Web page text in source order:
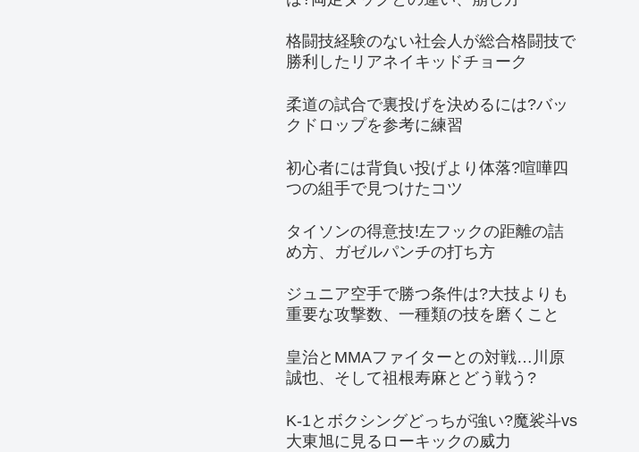
格闘技経験のない社会人が総合格闘技で
勝利したリアネイキッドチョーク
柔道の試合で裏投げを決めるには?バッ
クドロップを参考に練習
初心者には背負い投げより体落?喧嘩四
つの組手で見つけたコツ
タイソンの得意技!左フックの距離の詰
め方、ガゼルパンチの打ち方
ジュニア空手で勝つ条件は?大技よりも
重要な攻撃数、一種類の技を磨くこと
皇治とMMAファイターとの対戦…川原
誠也、そして祖根寿麻とどう戦う?
K-1とボクシングどっちが強い?魔裟斗vs
大東旭に見るローキックの威力